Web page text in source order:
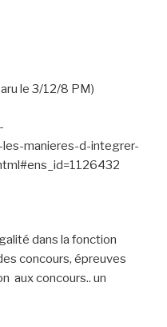
le 3/12/8 PM)
manieres-d-integrer-
dans la fonction
concours, épreuves
aux concours.. un